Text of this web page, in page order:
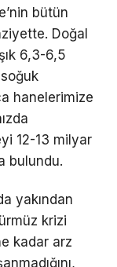
bütün
Doğal
6,3-6,5
hanelerimize
12-13 milyar
bulundu.
yakından
krizi
kadar arz